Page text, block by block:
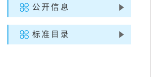
公开信息
标准目录